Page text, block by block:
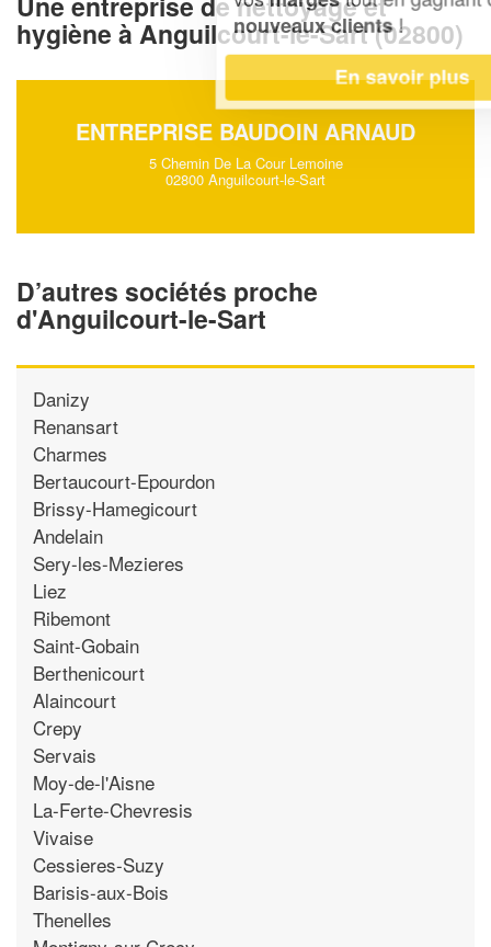
hygiène à Anguilcourt-le-Sart (02800)
ENTREPRISE BAUDOIN ARNAUD
5 Chemin De La Cour Lemoine
02800 Anguilcourt-le-Sart
D’autres sociétés proche
d'Anguilcourt-le-Sart
Danizy
Renansart
Charmes
Bertaucourt-Epourdon
Brissy-Hamegicourt
Andelain
Sery-les-Mezieres
Liez
Ribemont
Saint-Gobain
Berthenicourt
Alaincourt
Crepy
Servais
Moy-de-l'Aisne
La-Ferte-Chevresis
Vivaise
Cessieres-Suzy
Barisis-aux-Bois
Thenelles
nouveaux clients!
En savoir plus